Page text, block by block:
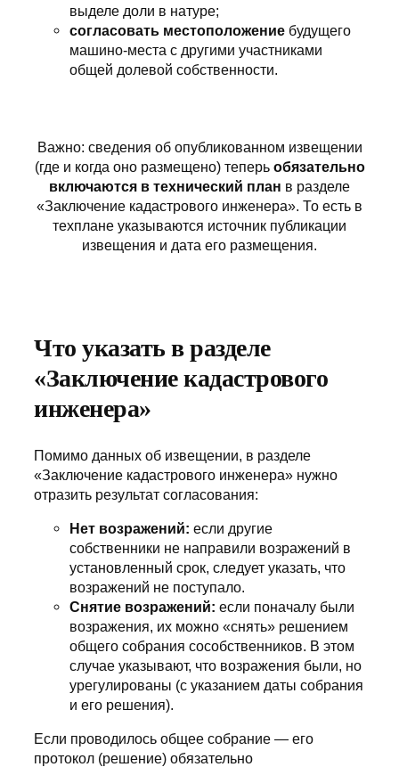
выделе доли в натуре;
согласовать местоположение будущего
машино-места с другими участниками
общей долевой собственности.
Важно: сведения об опубликованном извещении
(где и когда оно размещено) теперь обязательно
включаются в технический план в разделе
«Заключение кадастрового инженера». То есть в
техплане указываются источник публикации
извещения и дата его размещения.
Что указать в разделе
«Заключение кадастрового
инженера»
Помимо данных об извещении, в разделе
«Заключение кадастрового инженера» нужно
отразить результат согласования:
Нет возражений: если другие
собственники не направили возражений в
установленный срок, следует указать, что
возражений не поступало.
Снятие возражений: если поначалу были
возражения, их можно «снять» решением
общего собрания сособственников. В этом
случае указывают, что возражения были, но
урегулированы (с указанием даты собрания
и его решения).
Если проводилось общее собрание — его
протокол (решение) обязательно